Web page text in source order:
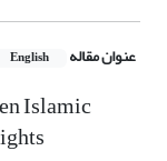
عنوان مقاله English
Islamic